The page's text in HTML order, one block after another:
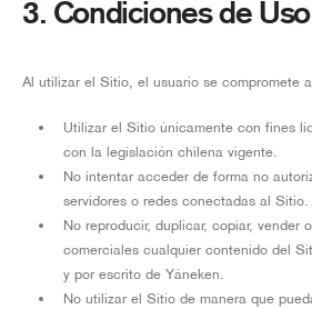
3. Condiciones de Uso
Al utilizar el Sitio, el usuario se compromete
Utilizar el Sitio únicamente con fines
con la legislación chilena vigente.
No intentar acceder de forma no
servidores o redes conectadas al Sitio.
No reproducir, duplicar, copiar, vender
comerciales cualquier contenido del
y por escrito de Yáneken.
No utilizar el Sitio de manera que